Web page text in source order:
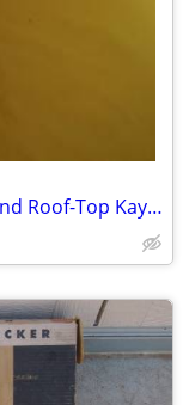
INA450 Kayak Attachment 2, Inno Brand Roof-Top Kayak Support